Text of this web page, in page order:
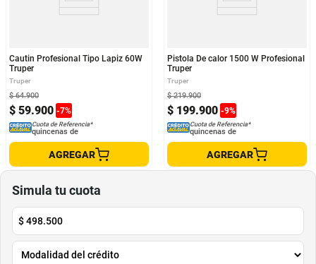
Cautin Profesional Tipo Lapiz 60W
Truper
Truper
$ 59.900 -7%
$ 64.900
Cuota de Referencia*
quincenas de
AGREGAR
Pistola De calor 1500 W Profesional
Truper
Truper
$ 199.900 -9%
$ 219.900
Cuota de Referencia*
quincenas de
AGREGAR
Simula tu cuota
$498.500